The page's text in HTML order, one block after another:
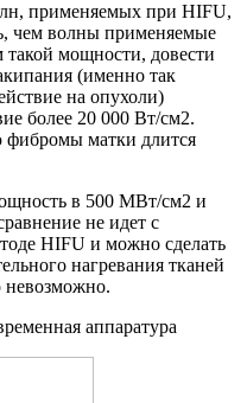
применяемых при НIFU,
чем волны применяемые
мощности, довести
(именно так
на опухоли)
более 20 000 Вт/см2.
матки длится
в 500 МВт/см2 и
не идет с
НIFU и можно сделать
нагревания тканей
невозможно.
аппаратура